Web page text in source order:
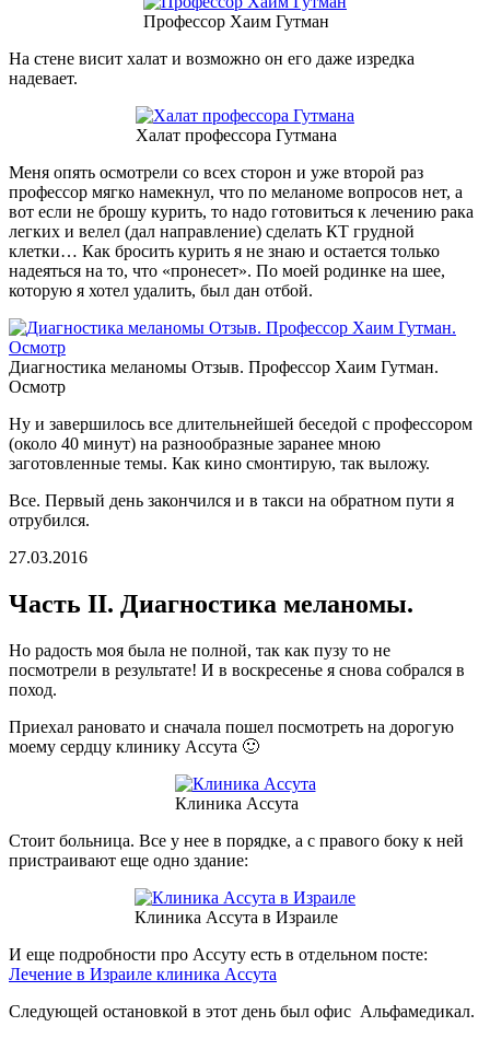
Профессор Хаим Гутман
На стене висит халат и возможно он его даже изредка
надевает.
Халат профессора Гутмана
Меня опять осмотрели со всех сторон и уже второй раз
профессор мягко намекнул, что по меланоме вопросов нет, а
вот если не брошу курить, то надо готовиться к лечению рака
легких и велел (дал направление) сделать КТ грудной
клетки… Как бросить курить я не знаю и остается только
надеяться на то, что «пронесет». По моей родинке на шее,
которую я хотел удалить, был дан отбой.
Диагностика меланомы Отзыв. Профессор Хаим Гутман.
Осмотр
Ну и завершилось все длительнейшей беседой с профессором
(около 40 минут) на разнообразные заранее мною
заготовленные темы. Как кино смонтирую, так выложу.
Все. Первый день закончился и в такси на обратном пути я
отрубился.
27.03.2016
Часть II. Диагностика меланомы.
Но радость моя была не полной, так как пузу то не
посмотрели в результате! И в воскресенье я снова собрался в
поход.
Приехал рановато и сначала пошел посмотреть на дорогую
моему сердцу клинику Ассута 🙂
Клиника Ассута
Стоит больница. Все у нее в порядке, а с правого боку к ней
пристраивают еще одно здание:
Клиника Ассута в Израиле
И еще подробности про Ассуту есть в отдельном посте:
Лечение в Израиле клиника Ассута
Следующей остановкой в этот день был офис Альфамедикал.